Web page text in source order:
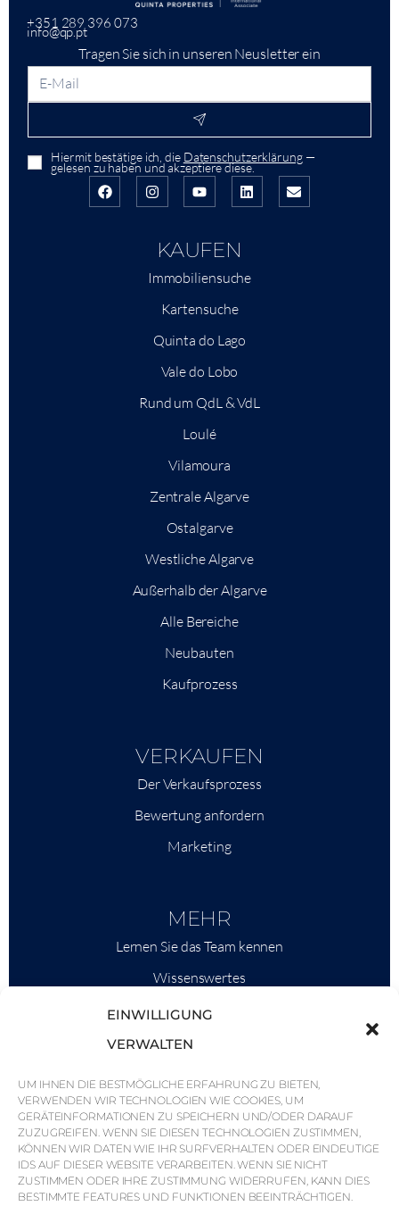
EINWILLIGUNG
VERWALTEN
UM IHNEN DIE BESTMÖGLICHE ERFAHRUNG ZU BIETEN,
VERWENDEN WIR TECHNOLOGIEN WIE COOKIES, UM
GERÄTEINFORMATIONEN ZU SPEICHERN UND/ODER DARAUF
ZUZUGREIFEN. WENN SIE DIESEN TECHNOLOGIEN ZUSTIMMEN,
KÖNNEN WIR DATEN WIE IHR SURFVERHALTEN ODER EINDEUTIGE
IDS AUF DIESER WEBSITE VERARBEITEN. WENN SIE NICHT
ZUSTIMMEN ODER IHRE ZUSTIMMUNG WIDERRUFEN, KANN DIES
BESTIMMTE FEATURES UND FUNKTIONEN BEEINTRÄCHTIGEN.
+351 289 396 073
info@qp.pt
Tragen Sie sich in unseren Neusletter ein
Hiermit bestätige ich, die Datenschutzerklärung—
gelesen zu haben und akzeptiere diese.
KAUFEN
Immobiliensuche
Kartensuche
Quinta do Lago
Vale do Lobo
Rund um QdL & VdL
Loulé
Vilamoura
Zentrale Algarve
Ostalgarve
Westliche Algarve
Außerhalb der Algarve
Alle Bereiche
Neubauten
Kaufprozess
VERKAUFEN
Der Verkaufsprozess
Bewertung anfordern
Marketing
MEHR
Lernen Sie das Team kennen
Wissenswertes
Savills
Marktinformationen
Nachrichten & Veranstaltungen
Karten der Region
Gemeinschaft
Karriere